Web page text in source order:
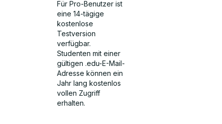
Für Pro-Benutzer ist
eine 14-tägige
kostenlose
Testversion
verfügbar.
Studenten mit einer
gültigen .edu-E-Mail-
Adresse können ein
Jahr lang kostenlos
vollen Zugriff
erhalten.